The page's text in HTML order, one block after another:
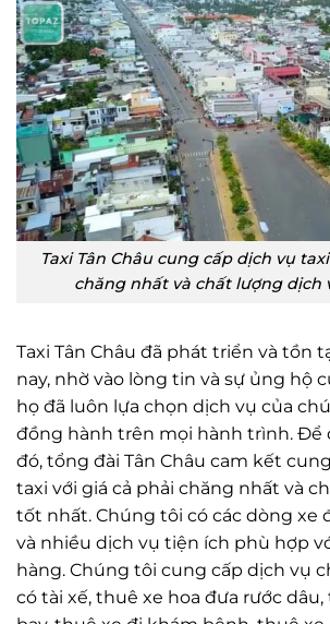
Taxi Tân Châu cung cấp dịch vụ
chăng nhất và chất lượng dịch
Taxi Tân Châu đã phát triển và tồn
nay, nhờ vào lòng tin và sự ủng hộ
họ đã luôn lựa chọn dịch vụ của
đồng hành trên mọi hành trình. Để
đó, tổng đài Tân Châu cam kết
taxi với giá cả phải chăng nhất và
tốt nhất. Chúng tôi có các dòng xe
và nhiều dịch vụ tiện ích phù hợp
hàng. Chúng tôi cung cấp dịch vụ
có tài xế, thuê xe hoa đưa rước